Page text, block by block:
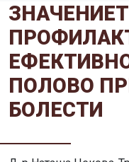
ПОЛОВО
БОЛЕСТИ